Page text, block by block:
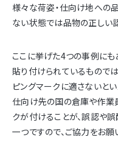
様々な荷姿・仕向け地への
ない状態では品物の正しい
ここに挙げた4つの事例に
貼り付けられているもので
ピングマークに適さないと
仕向け先の国の倉庫や作業
クが付けることが、誤認や
一つですので、ご協力をお願